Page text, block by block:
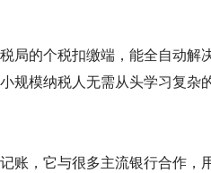
局的个税扣缴端，能全自动解
规模纳税人无需从头学习复杂
账，它与很多主流银行合作，